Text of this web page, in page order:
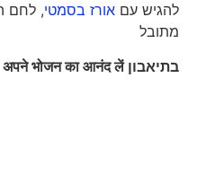
להגיש עםאורז בסמטי, לחם
מתובל
בתיאבון
अपने भोजन का आनंद लें